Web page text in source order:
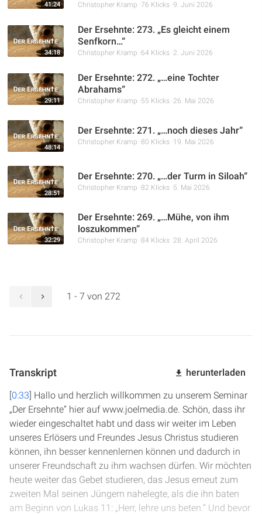
41:24 Christopher Kramp 76 Klicks 9. Juni 2026
34:18
Der Ersehnte: 273. „Es gleicht einem
Senfkorn…“
Christopher Kramp 64 Klicks 2. Juni 2026
29:11
Der Ersehnte: 272. „…eine Tochter
Abrahams“
Christopher Kramp 55 Klicks 26. Mai 2026
48:14
Der Ersehnte: 271. „…noch dieses Jahr“
Christopher Kramp 80 Klicks 19. Mai 2026
28:51
Der Ersehnte: 270. „…der Turm in Siloah“
Christopher Kramp 82 Klicks 5. Mai 2026
32:29
Der Ersehnte: 269. „…Mühe, von ihm
loszukommen“
Christopher Kramp 84 Klicks 28. April 2026
1 - 7 von 272
Transkript herunterladen
[0:33] Hallo und herzlich willkommen zu unserem Seminar
„Der Ersehnte“ hier auf www.joelmedia.de. Schön, dass ihr
wieder eingeschaltet habt und dass wir weiter im Leben
unseres Erlösers und Freundes Jesus Christus studieren
können, ihn besser kennenlernen können und dadurch in
unserer Freundschaft zu ihm wachsen dürfen. Wir möchten
heute weiter das Gebet studieren, das Jesus erneut zum
zweiten Mal seinen Jüngern nahelegte, als die ihn baten
am Beginn von Lukas 11: „Herr, lehre uns beten.“ Und bevor